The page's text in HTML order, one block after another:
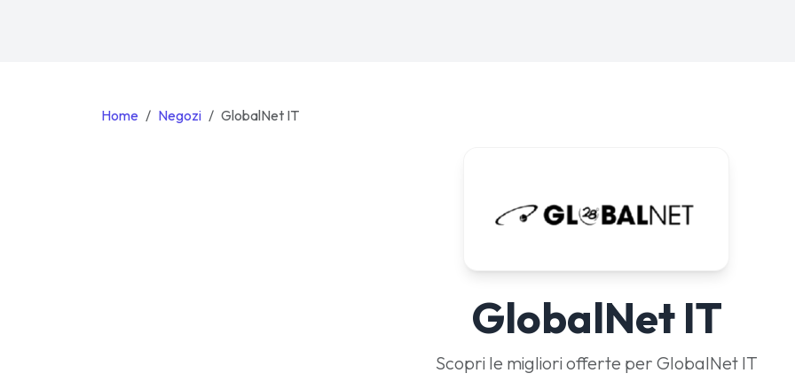
Home Negozi GlobalNet IT
GlobalNet IT
Scopri le migliori offerte per GlobalNet IT